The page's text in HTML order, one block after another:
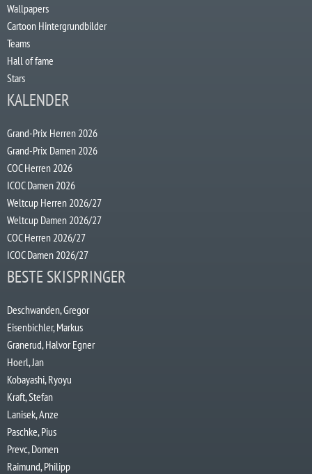
Wallpapers
Cartoon Hintergrundbilder
Teams
Hall of fame
Stars
KALENDER
Grand-Prix Herren 2026
Grand-Prix Damen 2026
COC Herren 2026
ICOC Damen 2026
Weltcup Herren 2026/27
Weltcup Damen 2026/27
COC Herren 2026/27
ICOC Damen 2026/27
BESTE SKISPRINGER
Deschwanden, Gregor
Eisenbichler, Markus
Granerud, Halvor Egner
Hoerl, Jan
Kobayashi, Ryoyu
Kraft, Stefan
Lanisek, Anze
Paschke, Pius
Prevc, Domen
Raimund, Philipp